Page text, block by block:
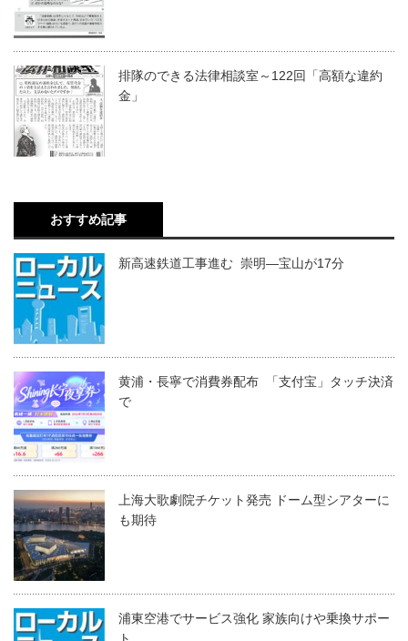
排隊のできる法律相談室～122回「高額な違約
金」
おすすめ記事
新高速鉄道工事進む 崇明―宝山が17分
黄浦・長寧で消費券配布 「支付宝」タッチ決済
で
上海大歌劇院チケット発売 ドーム型シアターに
も期待
浦東空港でサービス強化 家族向けや乗換サポー